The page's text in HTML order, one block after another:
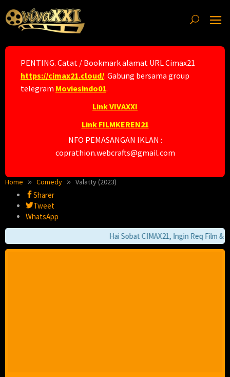
to
content
PENTING. Catat / Bookmark alamat URL Cimax21
https://cimax21.cloud/. Gabung bersama group
telegram Moviesindo01.
Link VIVAXXI
Link FILMKEREN21
NFO PEMASANGAN IKLAN :
coprathion.webcrafts@gmail.com
Home Comedy Valatty (2023)
Sharer
Tweet
WhatsApp
Hai Sobat CIMAX21, Ingin Req Film &